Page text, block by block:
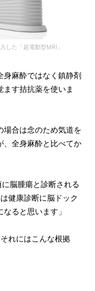
した「超電動型MRI」
身麻酔ではなく鎮静剤
す拮抗薬を使いま
場合は念のため気道を
、全身麻酔と比べてか
脳腫瘍と診断される
健康診断に脳ドック
ると思います」
れにはこんな根拠